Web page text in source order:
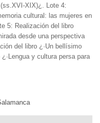
XIX)¿. Lote 4:
cultural: las mujeres en
5: Realización del libro
desde una perspectiva
del libro ¿·Un bellísimo
y cultura persa para